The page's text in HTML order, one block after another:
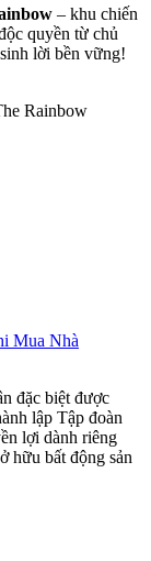
– khu chiến
quyền từ chủ
lời bền vững!
Rainbow
Mua Nhà
đặc biệt được
lập Tập đoàn
lợi dành riêng
hữu bất động sản